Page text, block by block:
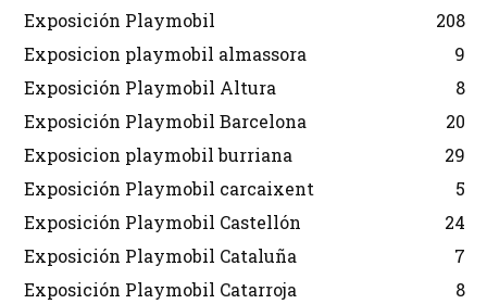
Exposición Playmobil
208
Exposicion playmobil almassora
9
Exposición Playmobil Altura
8
Exposición Playmobil Barcelona
20
Exposicion playmobil burriana
29
Exposición Playmobil carcaixent
5
Exposición Playmobil Castellón
24
Exposición Playmobil Cataluña
7
Exposición Playmobil Catarroja
8